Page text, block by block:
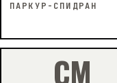
ПАРКУР-СПИДРАН
СМ